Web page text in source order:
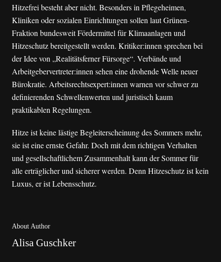
Hitzefrei besteht aber nicht. Besonders in Pflegeheimen,
Kliniken oder sozialen Einrichtungen sollen laut Grünen-
Fraktion bundesweit Fördermittel für Klimaanlagen und
Hitzeschutz bereitgestellt werden. Kritiker:innen sprechen bei
der Idee von „Realitätsferner Fürsorge“. Verbände und
Arbeitgebervertreter:innen sehen eine drohende Welle neuer
Bürokratie. Arbeitsrechtsexpert:innen warnen vor schwer zu
definierenden Schwellenwerten und juristisch kaum
praktikablen Regelungen.
Hitze ist keine lästige Begleiterscheinung des Sommers mehr,
sie ist eine ernste Gefahr. Doch mit dem richtigen Verhalten
und gesellschaftlichem Zusammenhalt kann der Sommer für
alle erträglicher und sicherer werden. Denn Hitzeschutz ist kein
Luxus, er ist Lebensschutz.
About Author
Alisa Guschker